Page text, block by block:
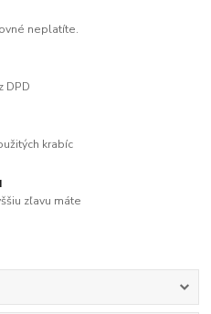
neplatíte.
DPD
krabíc
zľavu máte